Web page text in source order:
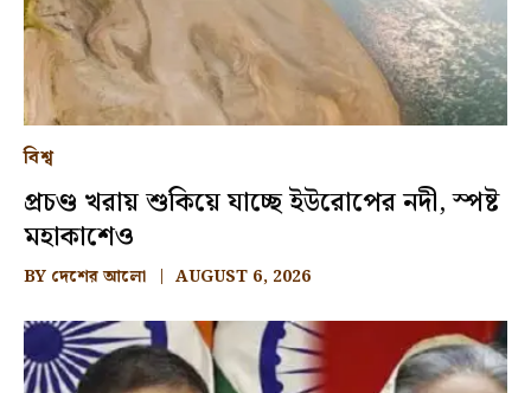
বিশ্ব
প্রচণ্ড খরায় শুকিয়ে যাচ্ছে ইউরোপের নদী, স্পষ্ট
মহাকাশেও
BY দেশের আলো AUGUST 6, 2026